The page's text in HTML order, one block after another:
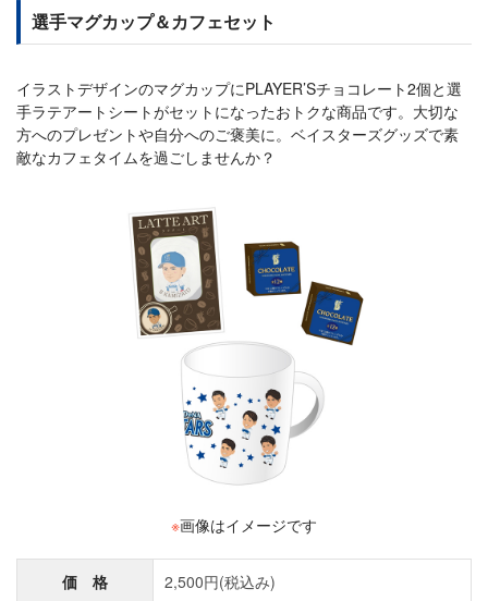
選手マグカップ＆カフェセット
イラストデザインのマグカップにPLAYER’Sチョコレート2個と選
手ラテアートシートがセットになったおトクな商品です。大切な
方へのプレゼントや自分へのご褒美に。ベイスターズグッズで素
敵なカフェタイムを過ごしませんか？
※画像はイメージです
価 格 2,500円(税込み)